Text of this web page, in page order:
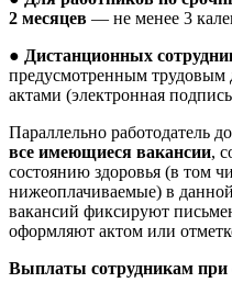
2 месяцев — не менее 3
● Дистанционных
предусмотренным
актами (электронная
Параллельно работодатель
все имеющиеся вакансии,
состоянию здоровья (в том
нижеоплачиваемые) в
вакансий фиксируют
оформляют актом или
Выплаты сотрудникам при